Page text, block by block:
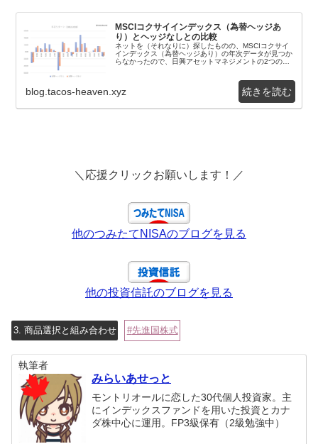
MSCIコクサイインデックス（為替ヘッジあ
り）とヘッジなしとの比較
ネットを（それなりに）探したものの、MSCIコクサイ
インデックス（為替ヘッジあり）の年次データが見つか
らなかったので、日興アセットマネジメントの2つの投
blog.tacos-heaven.xyz
＼応援クリックお願いします！／
他のつみたてNISAのブログを見る
他の投資信託のブログを見る
3. 商品選択と組み合わせ 先進国株式
執筆者
みらいあせっと
モントリオールに恋した30代個人投資家。主
にインデックスファンドを用いた投資とカナ
ダ株中心に運用。FP3級保有（2級勉強中）